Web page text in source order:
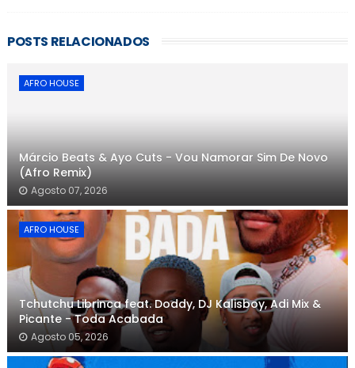
POSTS RELACIONADOS
AFRO HOUSE
Márcio Beats & Ayo Cuts - Vou Namorar Sim De Novo
(Afro Remix)
Agosto 07, 2026
AFRO HOUSE
Tchutchu Librinca feat. Doddy, DJ Kalisboy, Adi Mix &
Picante - Toda Acabada
Agosto 05, 2026